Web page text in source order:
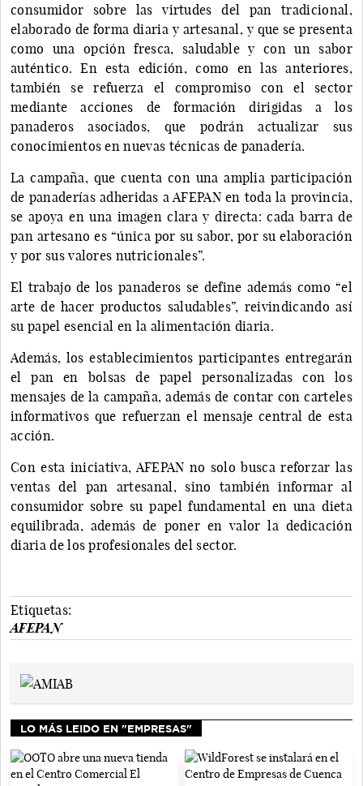
consumidor sobre las virtudes del pan tradicional,
elaborado de forma diaria y artesanal, y que se presenta
como una opción fresca, saludable y con un sabor
auténtico. En esta edición, como en las anteriores,
también se refuerza el compromiso con el sector
mediante acciones de formación dirigidas a los
panaderos asociados, que podrán actualizar sus
conocimientos en nuevas técnicas de panadería.
La campaña, que cuenta con una amplia participación
de panaderías adheridas a AFEPAN en toda la provincia,
se apoya en una imagen clara y directa: cada barra de
pan artesano es “única por su sabor, por su elaboración
y por sus valores nutricionales”.
El trabajo de los panaderos se define además como “el
arte de hacer productos saludables”, reivindicando así
su papel esencial en la alimentación diaria.
Además, los establecimientos participantes entregarán
el pan en bolsas de papel personalizadas con los
mensajes de la campaña, además de contar con carteles
informativos que refuerzan el mensaje central de esta
acción.
Con esta iniciativa, AFEPAN no solo busca reforzar las
ventas del pan artesanal, sino también informar al
consumidor sobre su papel fundamental en una dieta
equilibrada, además de poner en valor la dedicación
diaria de los profesionales del sector.
Etiquetas:
AFEPAN
LO MÁS LEIDO EN "EMPRESAS"